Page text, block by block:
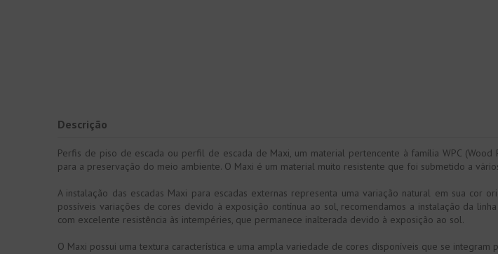
Descrição
Perfis de piso de escada ou perfil de escada de Maxi, um material pertencente à família WPC
para a preservação do meio ambiente. O Maxi é um material muito resistente que foi submetido a
A instalação das escadas Maxi para escadas externas representa uma variação natural em sua cor
possíveis variações de cores devido à exposição contínua ao sol, recomendamos a instalação da
com excelente resistência às intempéries, que permanece inalterada devido à exposição ao sol.
O Maxi possui uma textura característica e uma ampla variedade de cores disponíveis que se